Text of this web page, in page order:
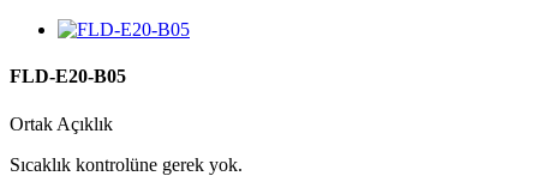
FLD-E20-B05
Ortak Açıklık
Sıcaklık kontrolüne gerek yok.